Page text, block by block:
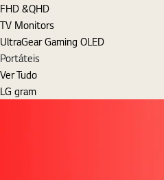
FHD &QHD
TV Monitors
UltraGear Gaming OLED
Portáteis
Ver Tudo
LG gram